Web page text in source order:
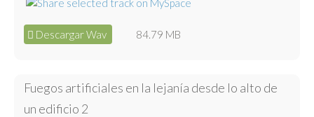
Descargar Wav 84.79 MB
Fuegos artificiales en la lejanía desde lo alto de
un edificio 2